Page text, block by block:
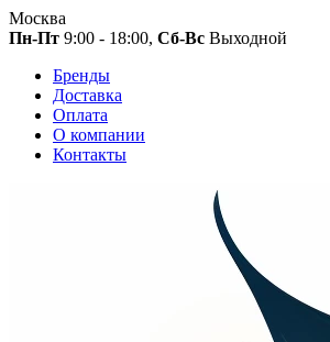
Москва
Пн-Пт 9:00 - 18:00, Сб-Вс Выходной
Бренды
Доставка
Оплата
О компании
Контакты